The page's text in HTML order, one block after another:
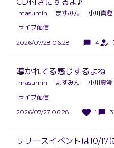
masumin ますみん 小川真澄
ライブ配信
2026/07/28 06:28
4
導かれてる感じするよね
masumin ますみん 小川真澄
ライブ配信
2026/07/27 06:28
1 3
リリースイベントは10/17